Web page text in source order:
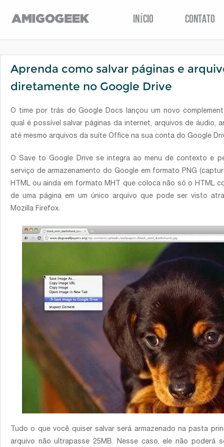
INÍCIO CONTATO
Aprenda como salvar páginas e
diretamente no Google Drive
O time por trás do Google Docs lançou um novo
qual é possível salvar páginas da internet, arquivos de áudio,
até mesmo arquivos da suíte Office na sua conta do Google
O Save to Google Drive se integra ao menu de contexto e
serviço de armazenamento do Google em formato PNG
HTML ou ainda em formato MHT que coloca não só o HTML
de uma página em um único arquivo que pode ser visto
Mozilla Firefox.
Tudo o que você quiser salvar será armazenado na pasta
arquivo não ultrapasse 25MB. Nesse caso, ele não poderá